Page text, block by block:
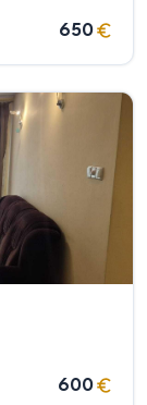
650
600